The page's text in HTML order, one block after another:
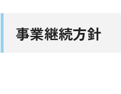
事業継続方針